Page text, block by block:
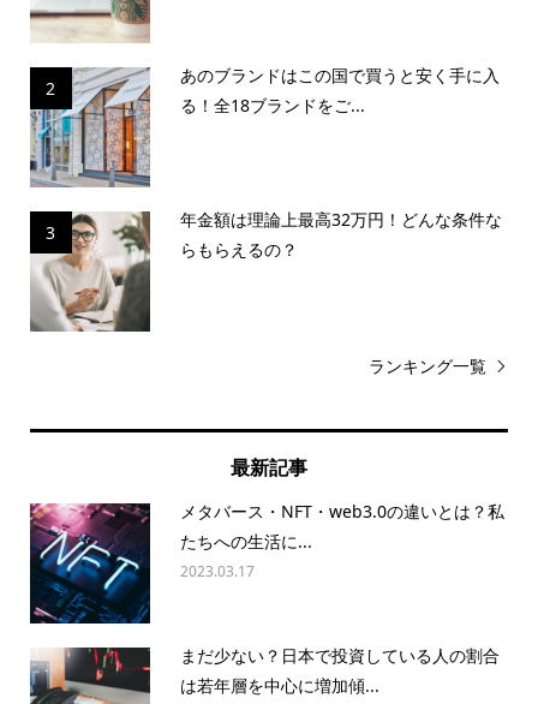
2
あのブランドはこの国で買うと安く手に入
る！全18ブランドをご...
3
年金額は理論上最高32万円！どんな条件な
らもらえるの？
ランキング一覧
最新記事
メタバース・NFT・web3.0の違いとは？私
たちへの生活に...
2023.03.17
まだ少ない？日本で投資している人の割合
は若年層を中心に増加傾...